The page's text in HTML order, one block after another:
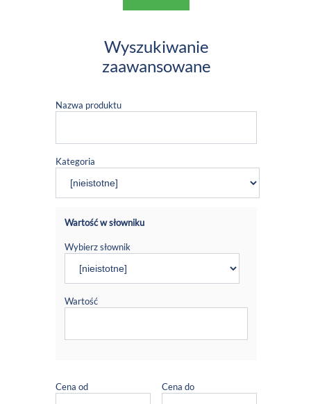
Wyszukiwanie
zaawansowane
Nazwa produktu
Kategoria
Wartość w słowniku
Wybierz słownik
Wartość
Cena od Cena do